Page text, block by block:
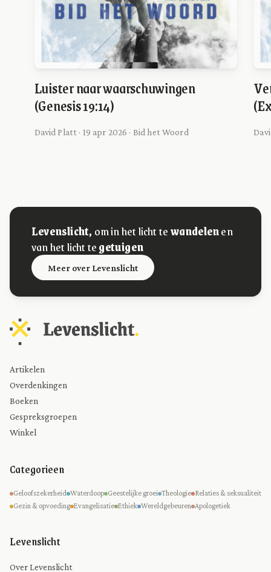
Luister naar waarschuwingen
(Genesis 19:14)
David Platt · 19 apr 2026 · Bid het Woord
Levenslicht, om in het licht tewandelenen
van het licht tegetuigen
Meer over Levenslicht
Artikelen
Overdenkingen
Boeken
Gespreksgroepen
Winkel
Categorieen
Geloofszekerheid Waterdoop Geestelijke groei Theologie Relaties & seksualiteit
Gezin & opvoeding Evangelisatie Ethiek Wereldgebeuren Apologetiek
Levenslicht
Over Levenslicht